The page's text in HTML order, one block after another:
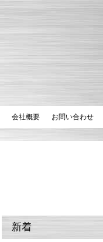
会社概要 お問い合わせ
新着